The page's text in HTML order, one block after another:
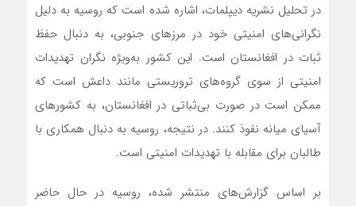
در تحلیل نشریه دیپلمات، اشاره شده است که روسیه به دلیل
نگرانی‌های امنیتی خود در مرزهای جنوبی، به دنبال حفظ
ثبات در افغانستان است. این کشور به‌ویژه نگران تهدیدات
امنیتی از سوی گروه‌های تروریستی مانند داعش است که
ممکن است در صورت بی‌ثباتی در افغانستان، به کشورهای
آسیای میانه نفوذ کنند. در نتیجه، روسیه به دنبال همکاری با
طالبان برای مقابله با تهدیدات امنیتی است.
بر اساس گزارش‌های منتشر شده، روسیه در حال حاضر